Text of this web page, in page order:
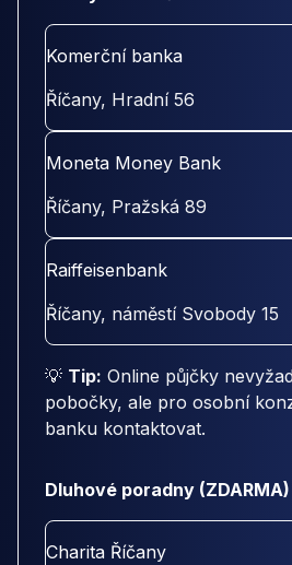
Komerční banka
Říčany, Hradní 56
Moneta Money Bank
Říčany, Pražská 89
Raiffeisenbank
Říčany, náměstí Svobody 15
💡 Tip: Online půjčky
pobočky, ale pro osobní
banku kontaktovat.
Dluhové poradny (ZDARMA)
Charita Říčany